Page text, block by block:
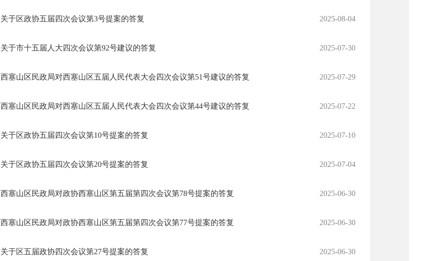
2025-08-04
关于区政协五届四次会议第3号提案的答复
2025-07-30
关于市十五届人大四次会议第92号建议的答复
2025-07-29
西塞山区民政局对西塞山区五届人民代表大会四次会议第51号建议的答复
2025-07-22
西塞山区民政局对西塞山区五届人民代表大会四次会议第44号建议的答复
2025-07-10
关于区政协五届四次会议第10号提案的答复
2025-07-04
关于区政协五届四次会议第20号提案的答复
2025-06-30
西塞山区民政局对政协西塞山区第五届第四次会议第78号提案的答复
2025-06-30
西塞山区民政局对政协西塞山区第五届第四次会议第77号提案的答复
2025-06-30
关于区五届政协四次会议第27号提案的答复